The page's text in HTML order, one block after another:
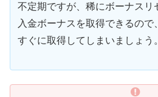
不定期ですが、稀にボーナスリ
入金ボーナスを取得できるの
すぐに取得してしまいましょう。